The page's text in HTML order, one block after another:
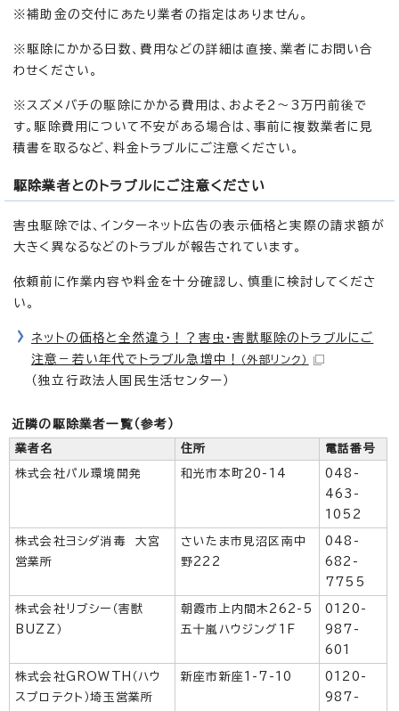
※補助金の交付にあたり業者の指定はありません。
※駆除にかかる日数、費用などの詳細は直接、業者にお問い合
わせください。
※スズメバチの駆除にかかる費用は、およそ2～3万円前後で
す。駆除費用について不安がある場合は、事前に複数業者に見
積書を取るなど、料金トラブルにご注意ください。
駆除業者とのトラブルにご注意ください
害虫駆除では、インターネット広告の表示価格と実際の請求額が
大きく異なるなどのトラブルが報告されています。
依頼前に作業内容や料金を十分確認し、慎重に検討してくださ
い。
ネットの価格と全然違う！？害虫・害獣駆除のトラブルにご
注意－若い年代でトラブル急増中！
（外部リンク）
（独立行政法人国民生活センター）
近隣の駆除業者一覧（参考）
業者名 住所 電話番号
株式会社パル環境開発 和光市本町20-14
048-
463-
1052
株式会社ヨシダ消毒 大宮
営業所
さいたま市見沼区南中
野222
048-
682-
7755
株式会社リブシー（害獣
BUZZ）
朝霞市上内間木262-5
五十嵐ハウジング1F
0120-
987-
601
株式会社GROWTH（ハウ
スプロテクト）埼玉営業所
新座市新座1-7-10
0120-
987-